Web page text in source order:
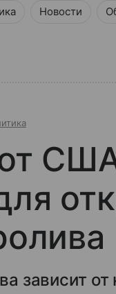
Новости
зависит